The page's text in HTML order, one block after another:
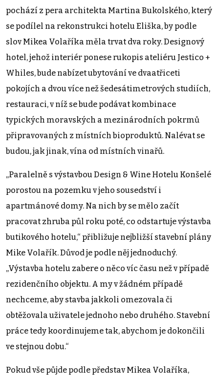
pochází z pera architekta Martina Bukolského, který
se podílel na rekonstrukci hotelu Eliška, by podle
slov Mikea Volaříka měla trvat dva roky. Designový
hotel, jehož interiér ponese rukopis ateliéru Jestico +
Whiles, bude nabízet ubytování ve dvaatřiceti
pokojích a dvou více než šedesátimetrových studiích,
restauraci, v níž se bude podávat kombinace
typických moravských a mezinárodních pokrmů
připravovaných z místních bioproduktů. Nalévat se
budou, jak jinak, vína od místních vinařů.
„Paralelně s výstavbou Design & Wine Hotelu Konšelé
porostou na pozemku v jeho sousedství i
apartmánové domy. Na nich by se mělo začít
pracovat zhruba půl roku poté, co odstartuje výstavba
butikového hotelu,“ přibližuje nejbližší stavební plány
Mike Volařík. Důvod je podle něj jednoduchý.
„Výstavba hotelu zabere o něco víc času než v případě
rezidenčního objektu. A my v žádném případě
nechceme, aby stavba jakkoli omezovala či
obtěžovala uživatele jednoho nebo druhého. Stavební
práce tedy koordinujeme tak, abychom je dokončili
ve stejnou dobu.“
Pokud vše půjde podle představ Mikea Volaříka,